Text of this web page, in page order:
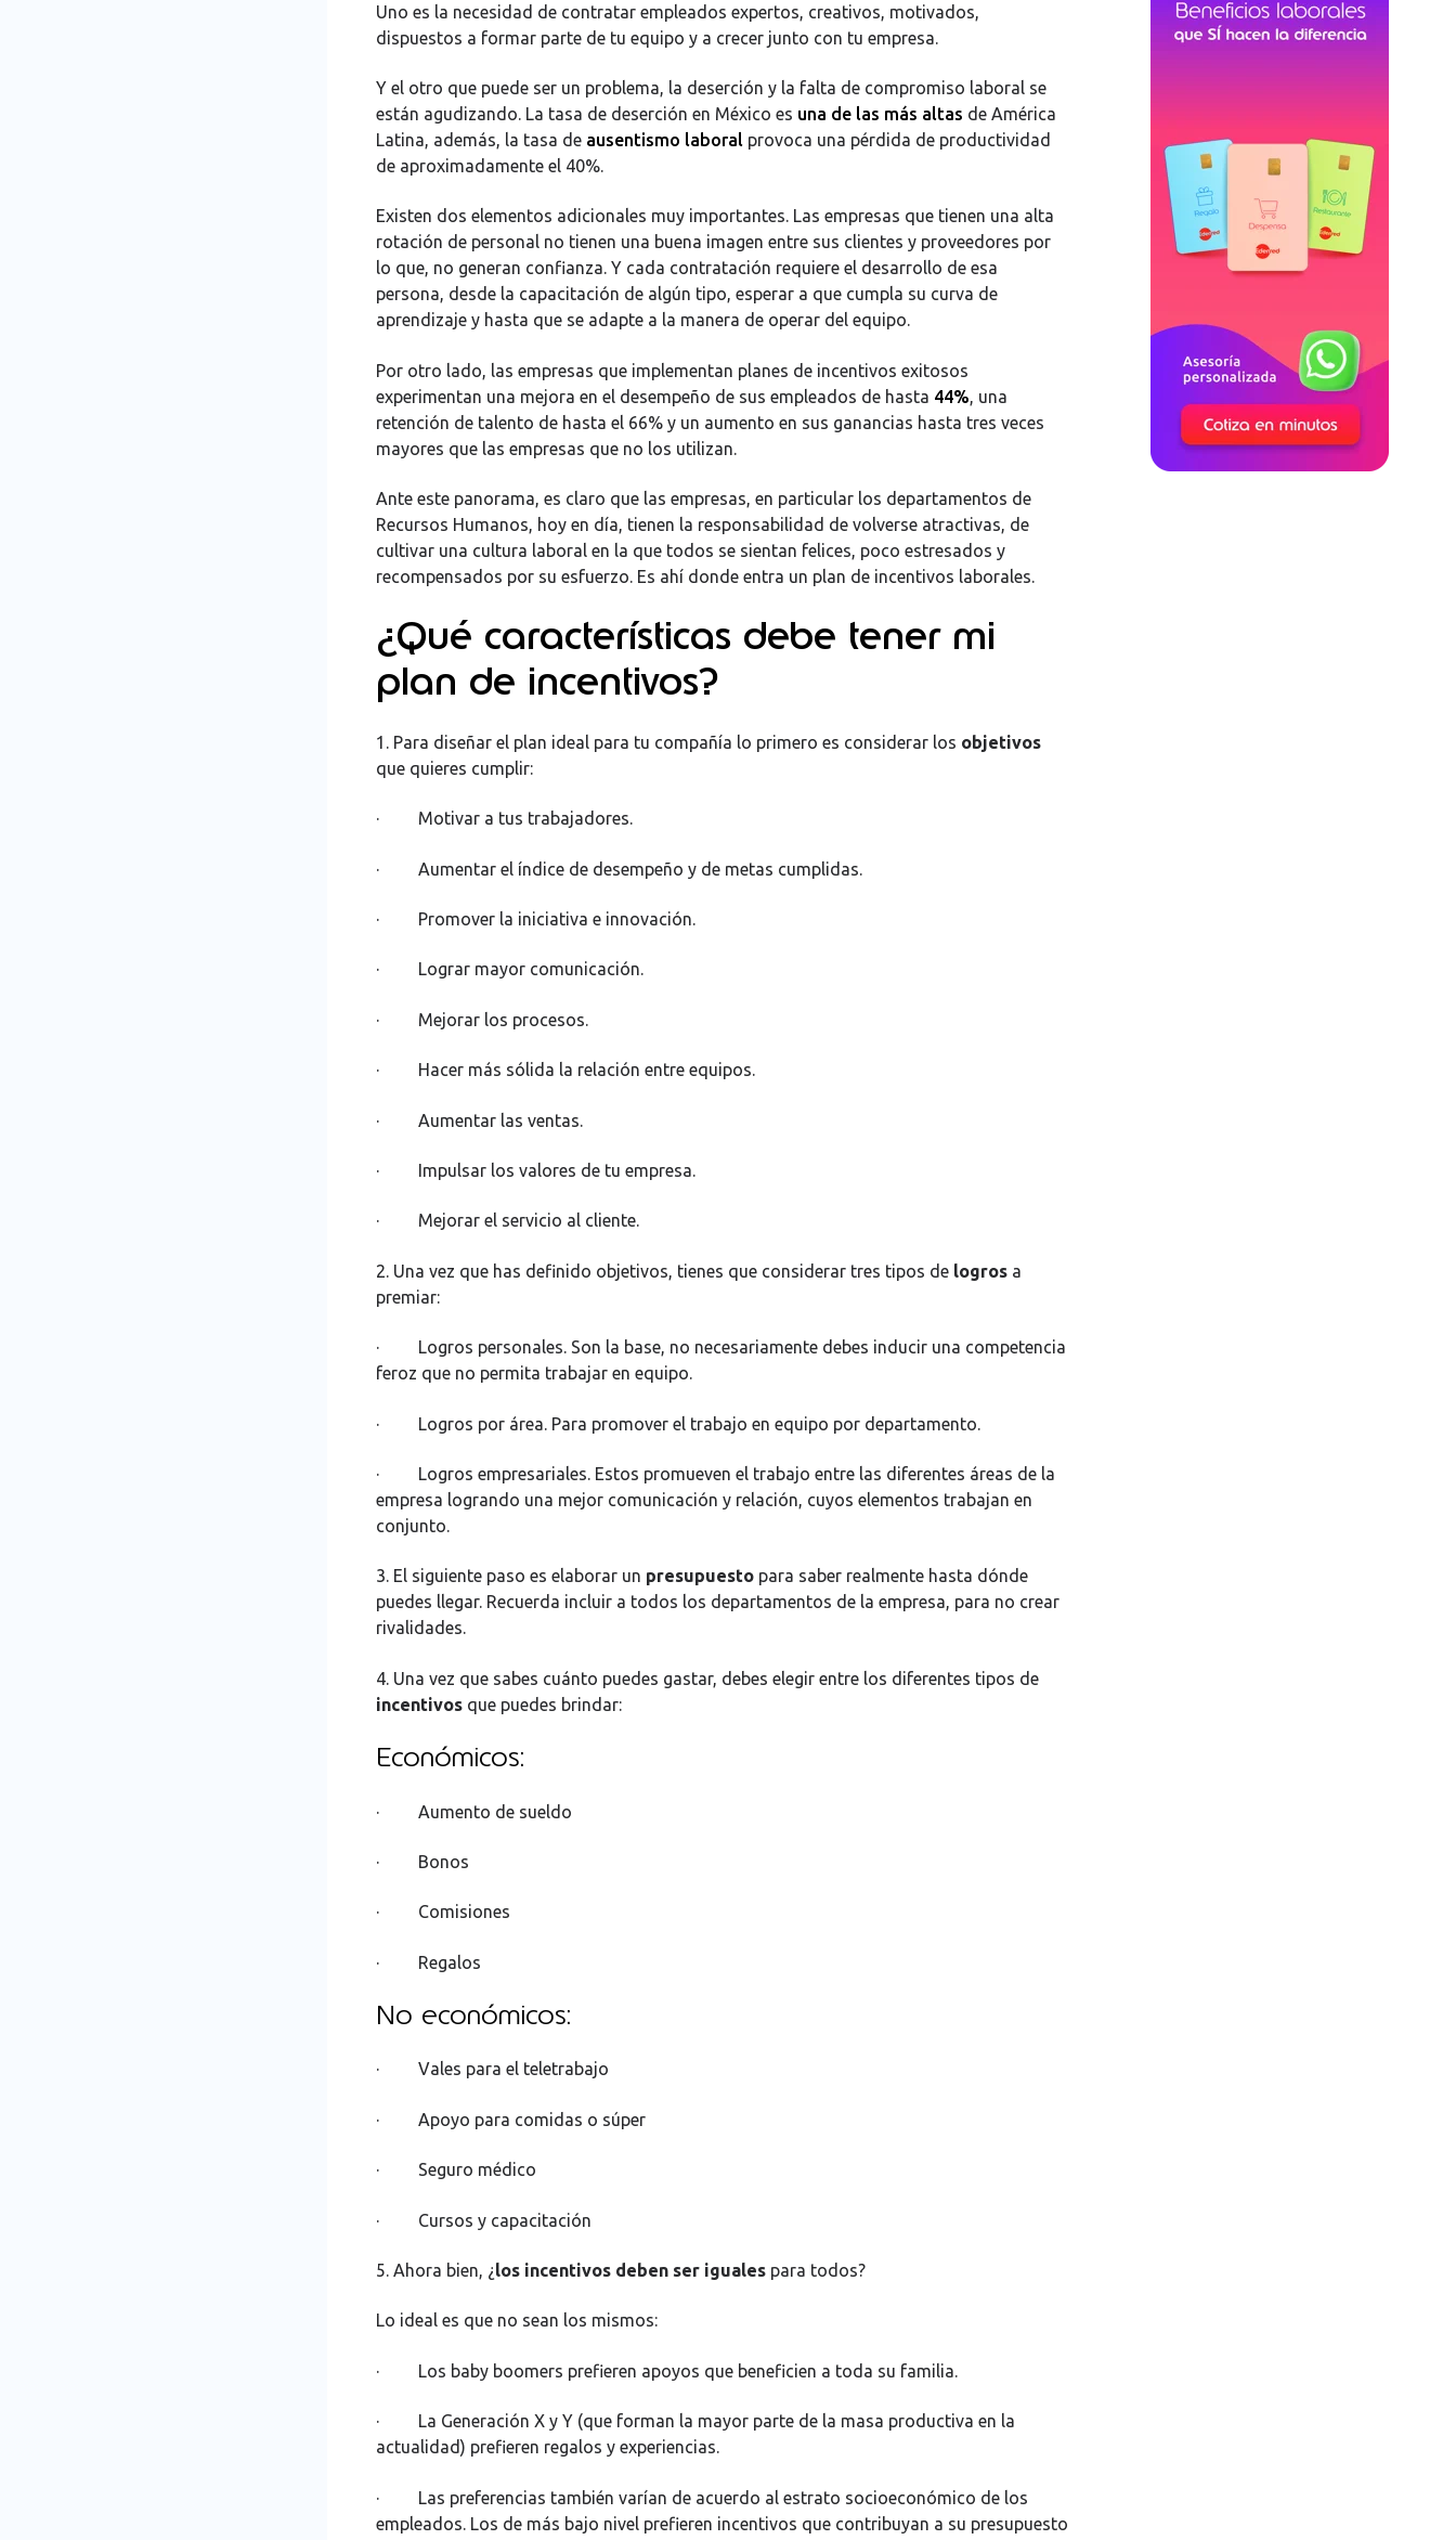
Uno es la necesidad de contratar empleados expertos, creativos, motivados,
dispuestos a formar parte de tu equipo y a crecer junto con tu empresa.
Y el otro que puede ser un problema, la deserción y la falta de compromiso laboral se
están agudizando. La tasa de deserción en México es una de las más altas de América
Latina, además, la tasa de ausentismo laboral provoca una pérdida de productividad
de aproximadamente el 40%.
Existen dos elementos adicionales muy importantes. Las empresas que tienen una alta
rotación de personal no tienen una buena imagen entre sus clientes y proveedores por
lo que, no generan confianza. Y cada contratación requiere el desarrollo de esa
persona, desde la capacitación de algún tipo, esperar a que cumpla su curva de
aprendizaje y hasta que se adapte a la manera de operar del equipo.
Por otro lado, las empresas que implementan planes de incentivos exitosos
experimentan una mejora en el desempeño de sus empleados de hasta 44%, una
retención de talento de hasta el 66% y un aumento en sus ganancias hasta tres veces
mayores que las empresas que no los utilizan.
Ante este panorama, es claro que las empresas, en particular los departamentos de
Recursos Humanos, hoy en día, tienen la responsabilidad de volverse atractivas, de
cultivar una cultura laboral en la que todos se sientan felices, poco estresados y
recompensados por su esfuerzo. Es ahí donde entra un plan de incentivos laborales.
¿Qué características debe tener mi
plan de incentivos?
1. Para diseñar el plan ideal para tu compañía lo primero es considerar los objetivos
que quieres cumplir:
· Motivar a tus trabajadores.
· Aumentar el índice de desempeño y de metas cumplidas.
· Promover la iniciativa e innovación.
· Lograr mayor comunicación.
· Mejorar los procesos.
· Hacer más sólida la relación entre equipos.
· Aumentar las ventas.
· Impulsar los valores de tu empresa.
· Mejorar el servicio al cliente.
2. Una vez que has definido objetivos, tienes que considerar tres tipos de logros a
premiar:
· Logros personales. Son la base, no necesariamente debes inducir una competencia
feroz que no permita trabajar en equipo.
· Logros por área. Para promover el trabajo en equipo por departamento.
· Logros empresariales. Estos promueven el trabajo entre las diferentes áreas de la
empresa logrando una mejor comunicación y relación, cuyos elementos trabajan en
conjunto.
3. El siguiente paso es elaborar un presupuesto para saber realmente hasta dónde
puedes llegar. Recuerda incluir a todos los departamentos de la empresa, para no crear
rivalidades.
4. Una vez que sabes cuánto puedes gastar, debes elegir entre los diferentes tipos de
incentivos que puedes brindar:
Económicos:
· Aumento de sueldo
· Bonos
· Comisiones
· Regalos
No económicos:
· Vales para el teletrabajo
· Apoyo para comidas o súper
· Seguro médico
· Cursos y capacitación
5. Ahora bien, ¿los incentivos deben ser iguales para todos?
Lo ideal es que no sean los mismos:
· Los baby boomers prefieren apoyos que beneficien a toda su familia.
· La Generación X y Y (que forman la mayor parte de la masa productiva en la
actualidad) prefieren regalos y experiencias.
· Las preferencias también varían de acuerdo al estrato socioeconómico de los
empleados. Los de más bajo nivel prefieren incentivos que contribuyan a su presupuesto